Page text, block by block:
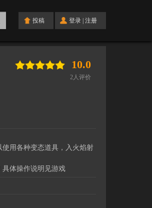
投稿 登录 注册
10.0
2人评价
用各种变态道具，入火焰射
体操作说明见游戏